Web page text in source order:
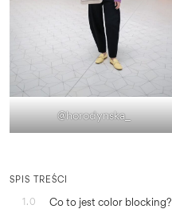
@horodynska_
SPIS TREŚCI
1.0
Co to jest color blocking?